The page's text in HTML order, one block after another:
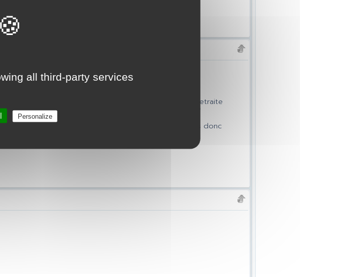
question qui me trotte dans la tete.
45 ans avec ma pension,mais qu'en est il de la retraite
pour ma retraite civile ou je repart de zero?
sur ce que je vais cotisé après l'armée, de 45 a 62ans donc
all third-party services
Personalize